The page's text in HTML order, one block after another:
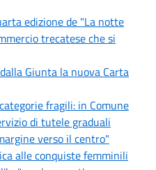
edizione de "La notte
trecatese che si
Giunta la nuova Carta
fragili: in Comune
di tutele graduali
verso il centro"
alle conquiste femminili